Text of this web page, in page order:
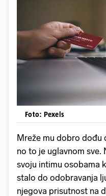
Foto: Pexels
Mreže mu dobro dođu
no to je uglavnom
svoju intimu osobama
stalo do odobravanja
njegova prisutnost na